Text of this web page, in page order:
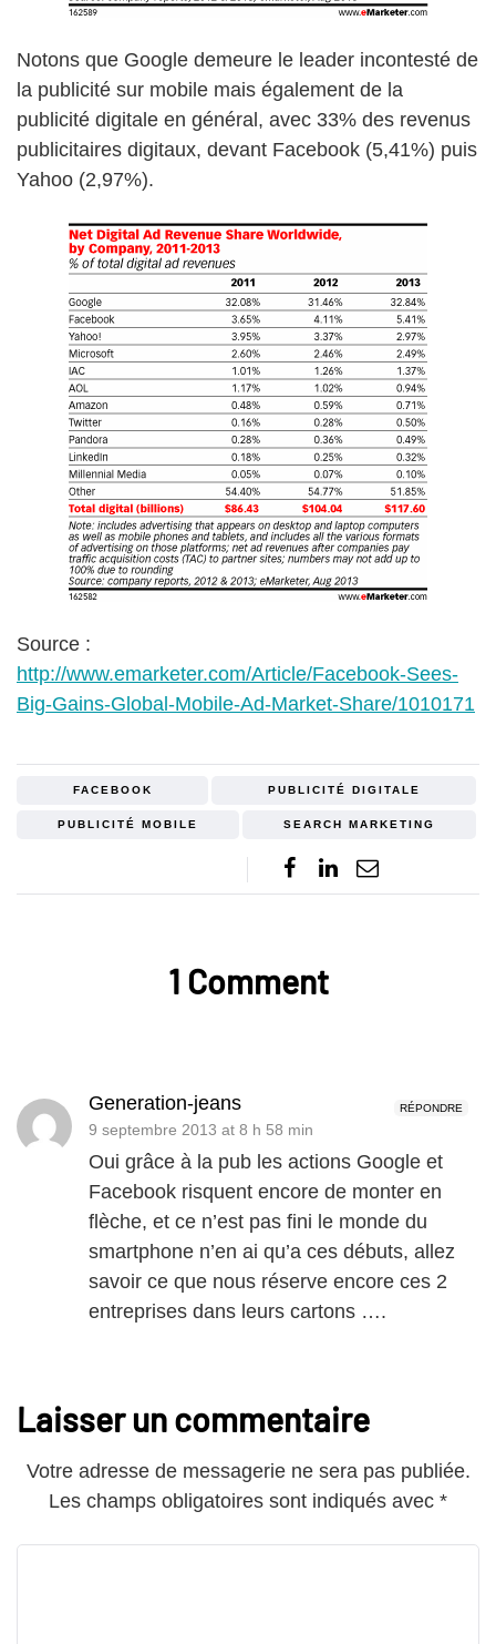
Notons que Google demeure le leader incontesté de
la publicité sur mobile mais également de la
publicité digitale en général, avec 33% des revenus
publicitaires digitaux, devant Facebook (5,41%) puis
Yahoo (2,97%).
Source :
http://www.emarketer.com/Article/Facebook-Sees-
Big-Gains-Global-Mobile-Ad-Market-Share/1010171
FACEBOOK PUBLICITÉ DIGITALE
PUBLICITÉ MOBILE SEARCH MARKETING
1 Comment
RÉPONDRE
Generation-jeans
9 septembre 2013 at 8 h 58 min
Oui grâce à la pub les actions Google et
Facebook risquent encore de monter en
flèche, et ce n’est pas fini le monde du
smartphone n’en ai qu’a ces débuts, allez
savoir ce que nous réserve encore ces 2
entreprises dans leurs cartons ….
Laisser un commentaire
Votre adresse de messagerie ne sera pas publiée.
Les champs obligatoires sont indiqués avec *